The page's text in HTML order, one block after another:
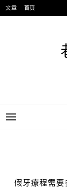
跳
至
文章 首頁
假牙療程需要